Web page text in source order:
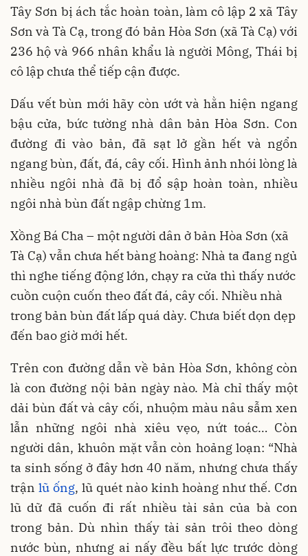
Tây Sơn bị ách tắc hoàn toàn, làm cô lập 2 xã Tây
Sơn và Tà Cạ, trong đó bản Hòa Sơn (xã Tà Cạ) với
236 hộ và 966 nhân khẩu là người Mông, Thái bị
cô lập chưa thể tiếp cận được.
Dấu vết bùn mới hãy còn ướt và hằn hiện ngang
bậu cửa, bức tường nhà dân bản Hòa Sơn. Con
đường đi vào bản, đã sạt lở gần hết và ngổn
ngang bùn, đất, đá, cây cối. Hình ảnh nhói lòng là
nhiều ngôi nhà đã bị đổ sập hoàn toàn, nhiều
ngôi nhà bùn đất ngập chừng 1m.
Xồng Bá Cha – một người dân ở bản Hòa Sơn (xã
Tà Cạ) vẫn chưa hết bàng hoàng: Nhà ta đang ngủ
thì nghe tiếng động lớn, chạy ra cửa thì thấy nước
cuồn cuộn cuốn theo đất đá, cây cối. Nhiều nhà
trong bản bùn đất lấp quá dày. Chưa biết dọn dẹp
đến bao giờ mới hết.
Trên con đường dẫn về bản Hòa Sơn, không còn
là con đường nội bản ngày nào. Mà chỉ thấy một
dải bùn đất và cây cối, nhuộm màu nâu sẫm xen
lẫn những ngôi nhà xiêu vẹo, nứt toác… Còn
người dân, khuôn mặt vẫn còn hoảng loạn: “Nhà
ta sinh sống ở đây hơn 40 năm, nhưng chưa thấy
trận lũ ống, lũ quét nào kinh hoàng như thế. Cơn
lũ dữ đã cuốn đi rất nhiều tài sản của bà con
trong bản. Dù nhìn thấy tài sản trôi theo dòng
nước bùn, nhưng ai nấy đều bất lực trước dòng